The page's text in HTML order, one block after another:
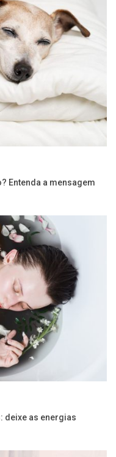
Entenda a mensagem
deixe as energias